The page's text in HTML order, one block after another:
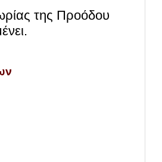
της Προόδου